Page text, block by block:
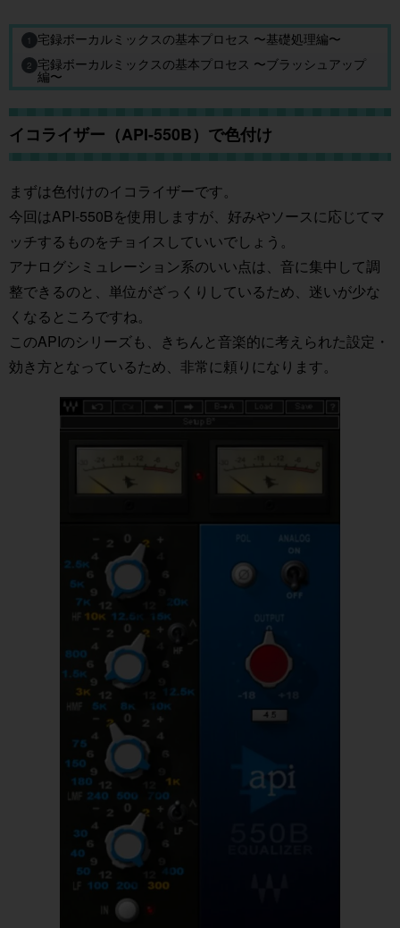
1 宅録ボーカルミックスの基本プロセス 〜基礎処理編〜
2 宅録ボーカルミックスの基本プロセス 〜ブラッシュアップ
編〜
イコライザー（API-550B）で色付け
まずは色付けのイコライザーです。
今回はAPI-550Bを使用しますが、好みやソースに応じてマ
ッチするものをチョイスしていいでしょう。
アナログシミュレーション系のいい点は、音に集中して調
整できるのと、単位がざっくりしているため、迷いが少な
くなるところですね。
このAPIのシリーズも、きちんと音楽的に考えられた設定・
効き方となっているため、非常に頼りになります。